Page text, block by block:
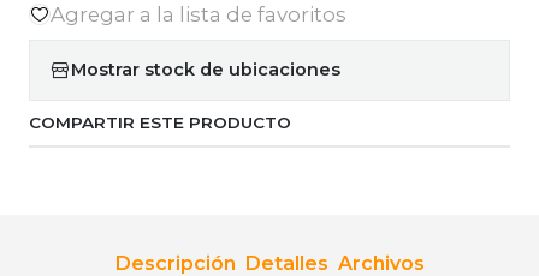
Agregar a la lista de favoritos
Mostrar stock de ubicaciones
COMPARTIR ESTE PRODUCTO
Descripción Detalles Archivos